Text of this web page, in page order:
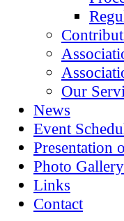
Our
News
Event
Presentation
Photo Gallery
Links
Contact